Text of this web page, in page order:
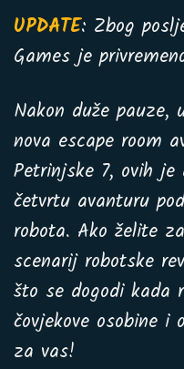
UPDATE: Zbog
Games je
Nakon duže pauze,
nova escape room
Petrinjske 7, ovih
četvrtu avanturu
robota. Ako želite
scenarij robotske
što se dogodi kada
čovjekove osobine i
za vas!